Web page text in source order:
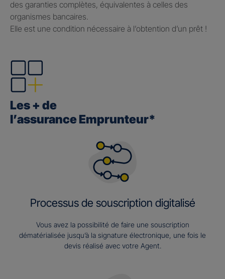
des garanties complètes, équivalentes à celles des
organismes bancaires.
Elle est une condition nécessaire à l’obtention d’un prêt !
Les + de
l’assurance Emprunteur*
Processus de souscription digitalisé
Vous avez la possibilité de faire une souscription
dématérialisée jusqu’à la signature électronique, une fois le
devis réalisé avec votre Agent.